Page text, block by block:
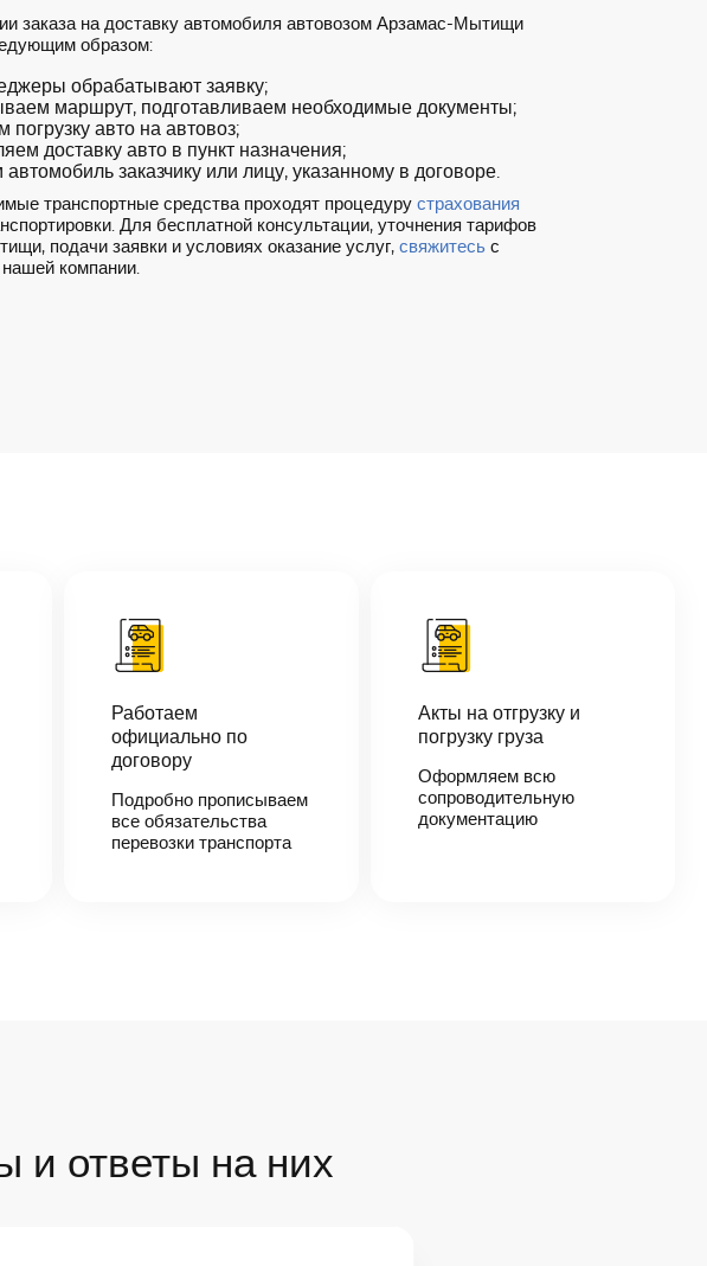
заказа на доставку автомобиля автовозом Арзамас-Мытищи
образом:
обрабатывают заявку;
маршрут, подготавливаем необходимые документы;
погрузку авто на автовоз;
доставку авто в пункт назначения;
заказчику или лицу, указанному в договоре.
транспортные средства проходят процедуру страхования
Для бесплатной консультации, уточнения тарифов
подачи заявки и условиях оказание услуг, свяжитесьс
компании.
Работаем
официально по
договору
Подробно прописываем
все обязательства
перевозки транспорта
Акты на отгрузку и
погрузку груза
Оформляем всю
сопроводительную
документацию
и ответы на них